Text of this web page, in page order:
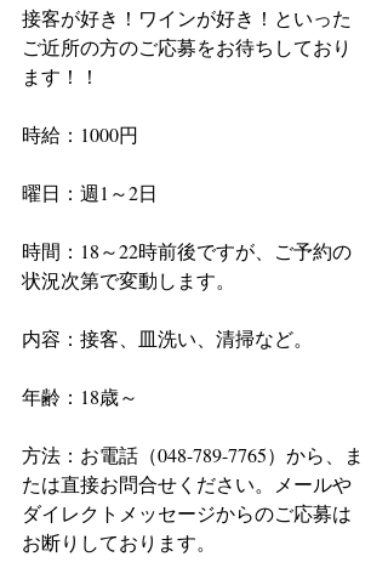
接客が好き！ワインが好き！といった
ご近所の方のご応募をお待ちしており
ます！！
時給：1000円
曜日：週1～2日
時間：18～22時前後ですが、ご予約の
状況次第で変動します。
内容：接客、皿洗い、清掃など。
年齢：18歳～
方法：お電話（048-789-7765）から、ま
たは直接お問合せください。メールや
ダイレクトメッセージからのご応募は
お断りしております。